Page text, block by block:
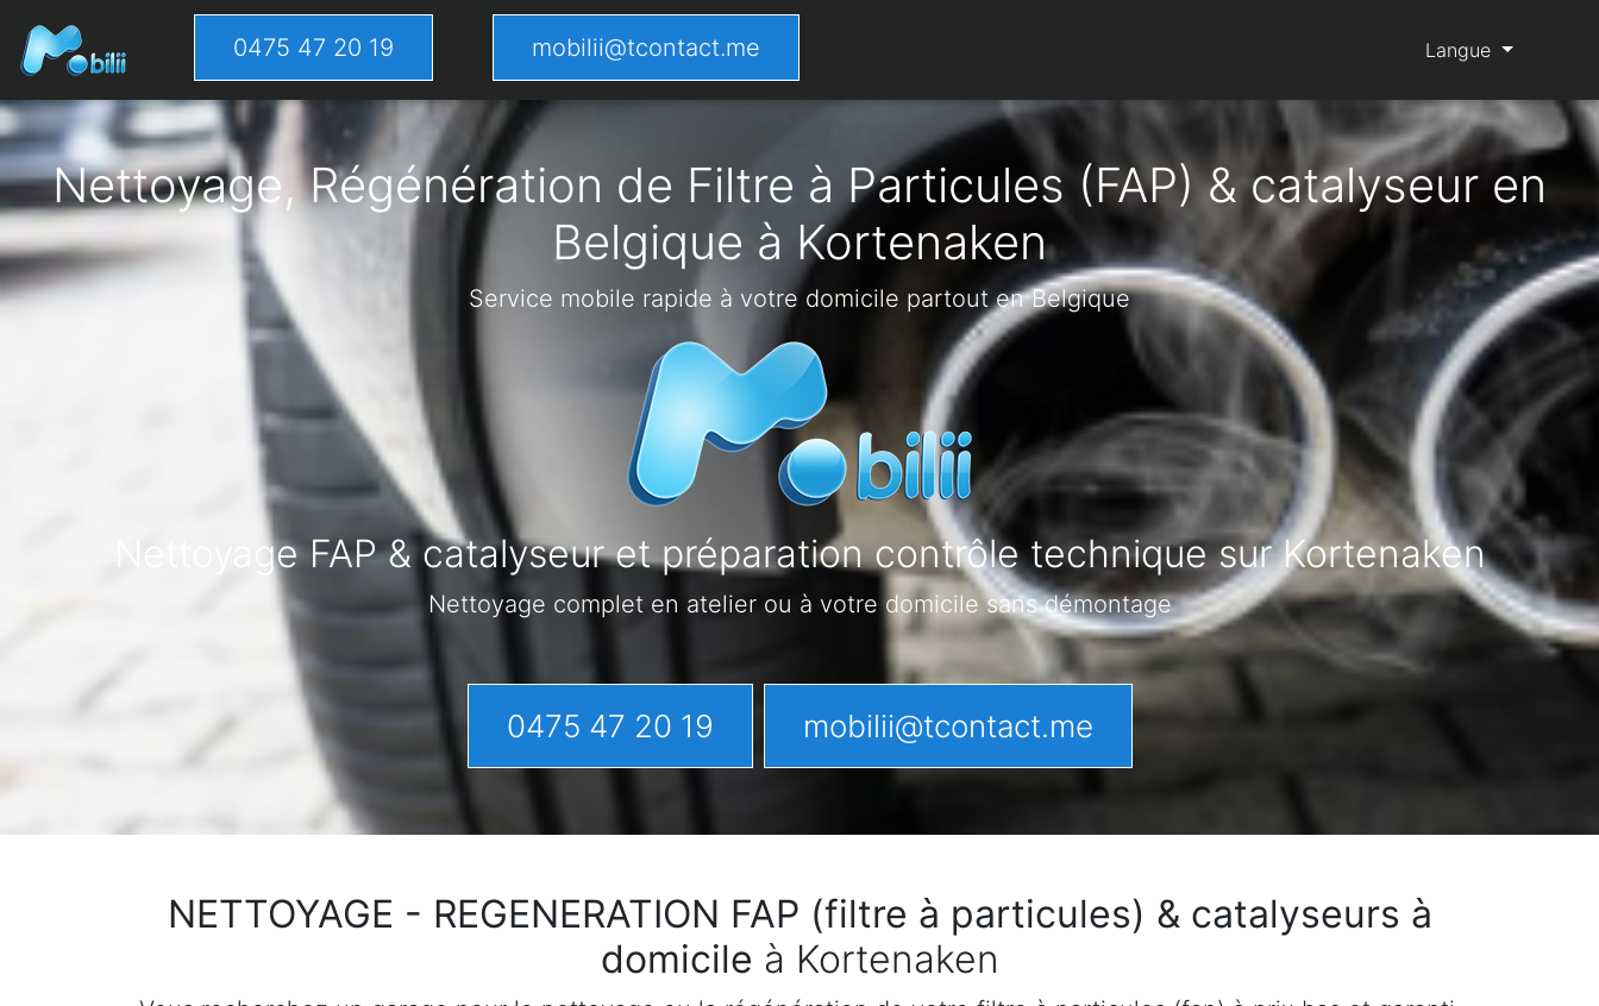
0475 47 20 19 mobilii@tcontact.me Langue
Nettoyage, Régénération de Filtre à Particules (FAP) & catalyseur en
Belgique à Kortenaken
Service mobile rapide à votre domicile partout en Belgique
Nettoyage FAP & catalyseur et préparation contrôle technique sur Kortenaken
Nettoyage complet en atelier ou à votre domicile sans démontage
0475 47 20 19 mobilii@tcontact.me
NETTOYAGE - REGENERATION FAP (filtre à particules) & catalyseurs à
domicile à Kortenaken